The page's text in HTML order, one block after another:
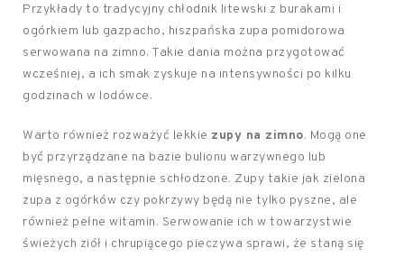
Przykłady to tradycyjny chłodnik litewski z burakami i
ogórkiem lub gazpacho, hiszpańska zupa pomidorowa
serwowana na zimno. Takie dania można przygotować
wcześniej, a ich smak zyskuje na intensywności po kilku
godzinach w lodówce.
Warto również rozważyć lekkie zupy na zimno. Mogą one
być przyrządzane na bazie bulionu warzywnego lub
mięsnego, a następnie schłodzone. Zupy takie jak zielona
zupa z ogórków czy pokrzywy będą nie tylko pyszne, ale
również pełne witamin. Serwowanie ich w towarzystwie
świeżych ziół i chrupiącego pieczywa sprawi, że staną się